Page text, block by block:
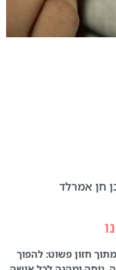
חן אמרלד
חברת Earrings נוסדה בשנת 2015 מתוך חזון פשוט: להפוך